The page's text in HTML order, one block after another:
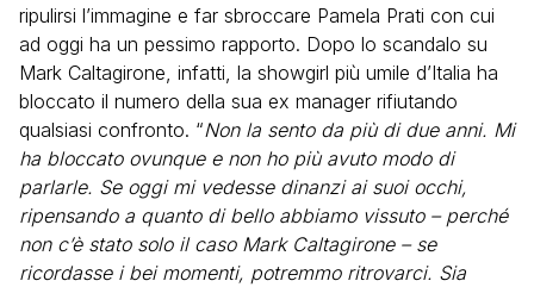
ripulirsi l’immagine e far sbroccare Pamela Prati con cui
ad oggi ha un pessimo rapporto. Dopo lo scandalo su
Mark Caltagirone, infatti, la showgirl più umile d’Italia ha
bloccato il numero della sua ex manager rifiutando
qualsiasi confronto. “Non la sento da più di due anni. Mi
ha bloccato ovunque e non ho più avuto modo di
parlarle. Se oggi mi vedesse dinanzi ai suoi occhi,
ripensando a quanto di bello abbiamo vissuto – perché
non c’è stato solo il caso Mark Caltagirone – se
ricordasse i bei momenti, potremmo ritrovarci. Sia